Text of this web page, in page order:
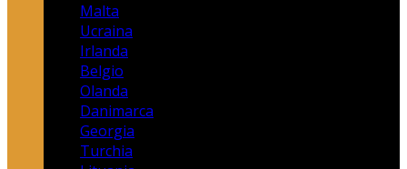
Malta
Ucraina
Irlanda
Belgio
Olanda
Danimarca
Georgia
Turchia